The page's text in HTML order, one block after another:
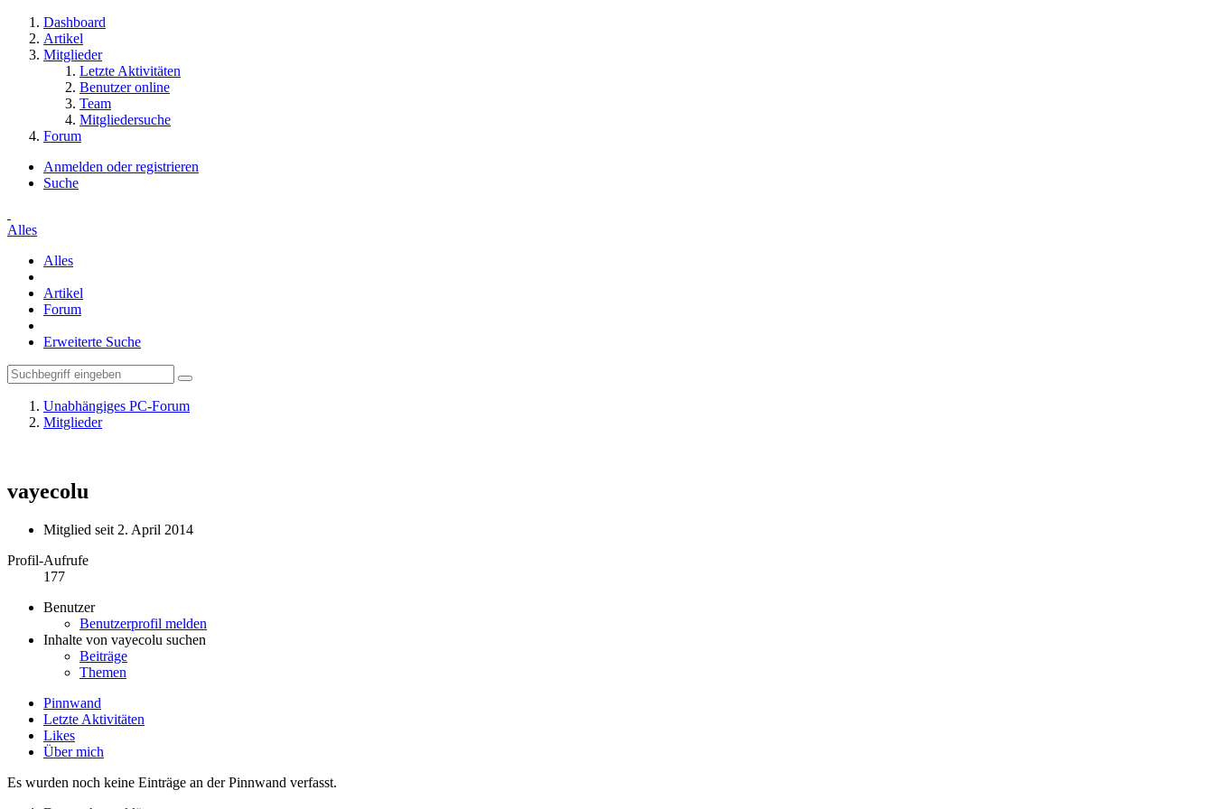
Dashboard
Artikel
Mitglieder
Letzte Aktivitäten
Benutzer online
Team
Mitgliedersuche
Forum
Anmelden oder registrieren
Suche
Alles
Alles
Artikel
Forum
Erweiterte Suche
Unabhängiges PC-Forum
Mitglieder
vayecolu
Mitglied seit 2. April 2014
Profil-Aufrufe
177
Benutzer
Benutzerprofil melden
Inhalte von vayecolu suchen
Beiträge
Themen
Pinnwand
Letzte Aktivitäten
Likes
Über mich
Es wurden noch keine Einträge an der Pinnwand verfasst.